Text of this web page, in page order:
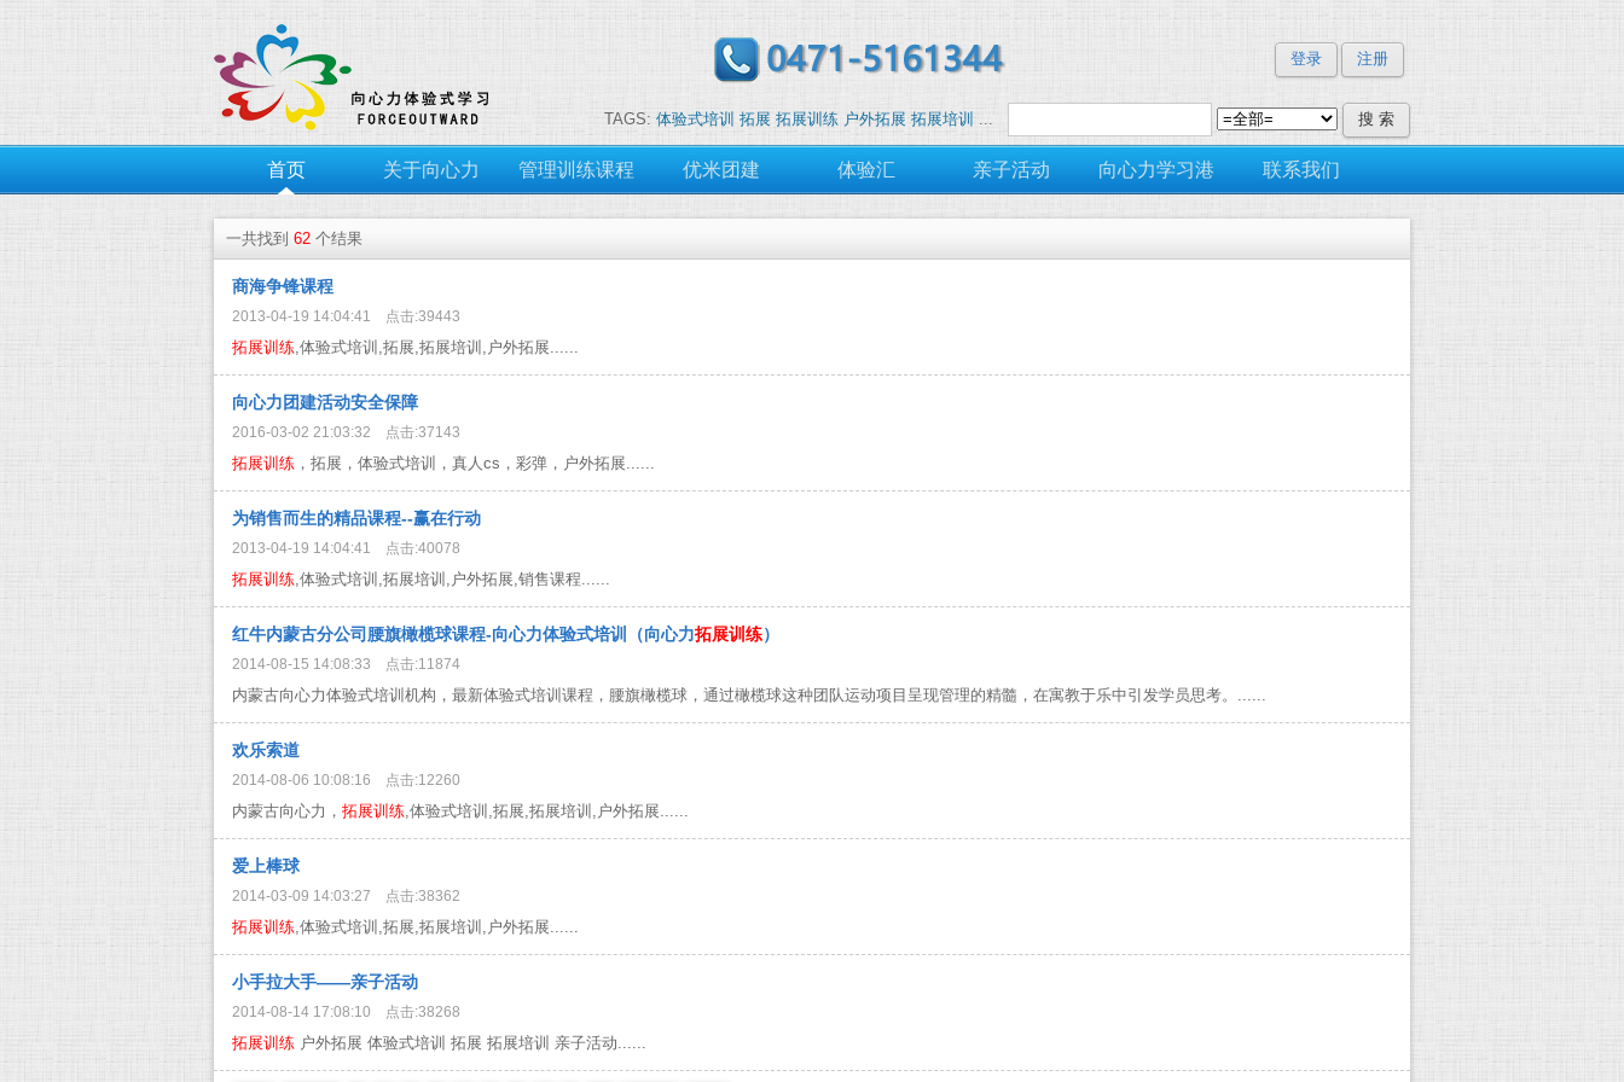
登录 注册
TAGS: 体验式培训 拓展 拓展训练 户外拓展 拓展培训 ...
首页 关于向心力 管理训练课程 优米团建 体验汇 亲子活动 向心力学习港 联系我们
一共找到 62 个结果
商海争锋课程
2013-04-19 14:04:41 点击:39443
拓展训练,体验式培训,拓展,拓展培训,户外拓展......
向心力团建活动安全保障
2016-03-02 21:03:32 点击:37143
拓展训练 ，拓展，体验式培训，真人cs，彩弹，户外拓展......
为销售而生的精品课程--赢在行动
2013-04-19 14:04:41 点击:40078
拓展训练,体验式培训,拓展培训,户外拓展,销售课程......
红牛内蒙古分公司腰旗橄榄球课程-向心力体验式培训（向心力拓展训练）
2014-08-15 14:08:33 点击:11874
内蒙古向心力体验式培训机构，最新体验式培训课程，腰旗橄榄球，通过橄榄球这种团队运动项目呈现管理的精髓，在寓教于乐中引发学员思考。......
欢乐索道
2014-08-06 10:08:16 点击:12260
内蒙古向心力， 拓展训练,体验式培训,拓展,拓展培训,户外拓展......
爱上棒球
2014-03-09 14:03:27 点击:38362
拓展训练,体验式培训,拓展,拓展培训,户外拓展......
小手拉大手——亲子活动
2014-08-14 17:08:10 点击:38268
拓展训练 户外拓展 体验式培训 拓展 拓展培训 亲子活动......